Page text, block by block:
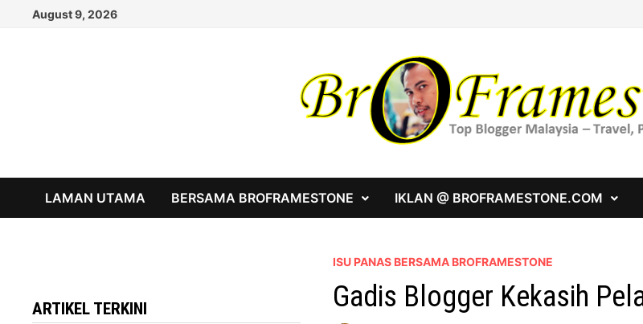
August 9, 2026
LAMAN UTAMA BERSAMA BROFRAMESTONE IKLAN @ BROFRAMESTONE.COM
ISU PANAS BERSAMA BROFRAMESTONE
Gadis Blogger Kekasih
ARTIKEL TERKINI